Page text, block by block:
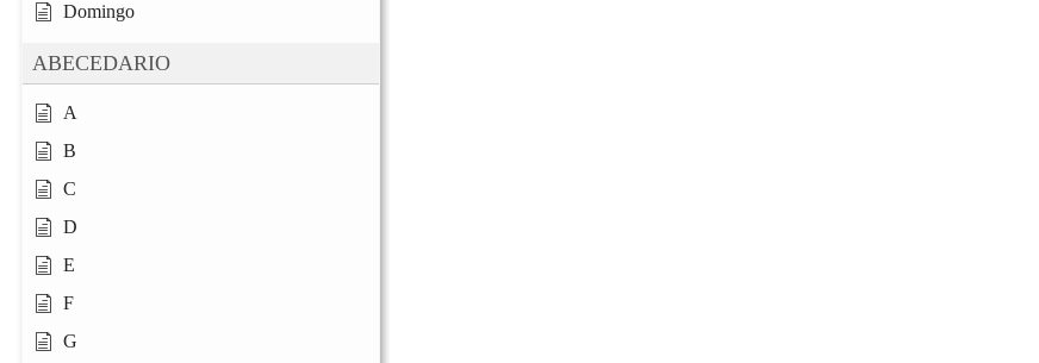
Domingo
ABECEDARIO
A
B
C
D
E
F
G